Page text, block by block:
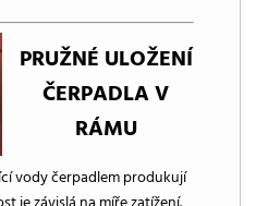
PRUŽNÉ ULOŽENÍ
ČERPADLA V
RÁMU
vody čerpadlem produkují